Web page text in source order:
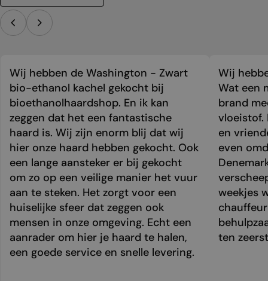
Wij hebben de Washington - Zwart
bio-ethanol kachel gekocht bij
bioethanolhaardshop. En ik kan
zeggen dat het een fantastische
haard is. Wij zijn enorm blij dat wij
hier onze haard hebben gekocht. Ook
een lange aansteker er bij gekocht
om zo op een veilige manier het vuur
aan te steken. Het zorgt voor een
huiselijke sfeer dat zeggen ook
mensen in onze omgeving. Echt een
aanrader om hier je haard te halen,
een goede service en snelle levering.
Wij
Wat een
brand
vloeistof.
en
even
weekjes
ten